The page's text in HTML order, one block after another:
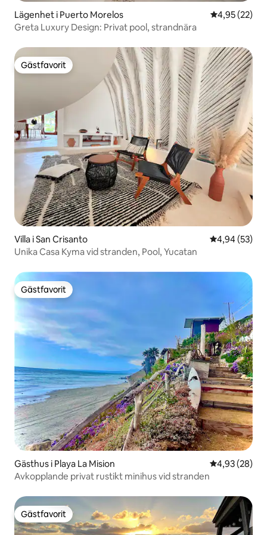
Lägenhet i Puerto Morelos 4,95 av 5 i
4,95 (22)
Greta Luxury Design: Privat pool, strandnära
Gästfavorit
Gästfavorit
Villa i San Crisanto 4,94 av 5 i
4,94 (53)
Unika Casa Kyma vid stranden, Pool, Yucatan
Gästfavorit
Gästfavorit
Gästhus i Playa La Mision 4,93 av 5 i
4,93 (28)
Avkopplande privat rustikt minihus vid stranden
Gästfavorit
Gästfavorit